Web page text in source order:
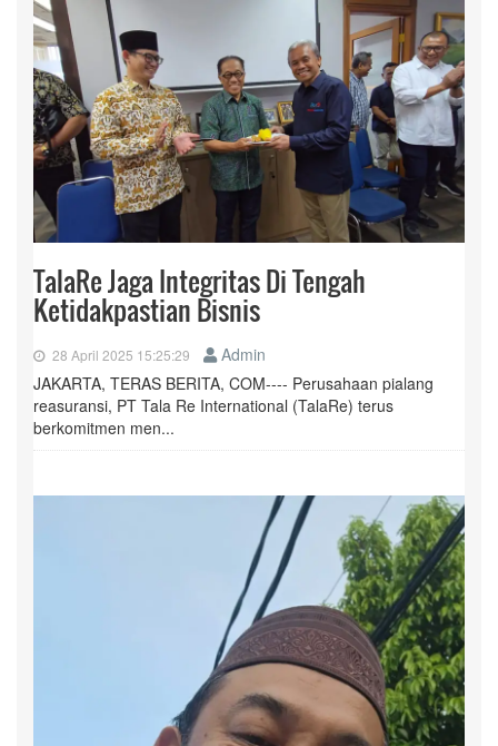
TalaRe Jaga Integritas Di Tengah
Ketidakpastian Bisnis
28 April 2025 15:25:29
Admin
JAKARTA, TERAS BERITA, COM---- Perusahaan pialang
reasuransi, PT Tala Re International (TalaRe) terus
berkomitmen men...